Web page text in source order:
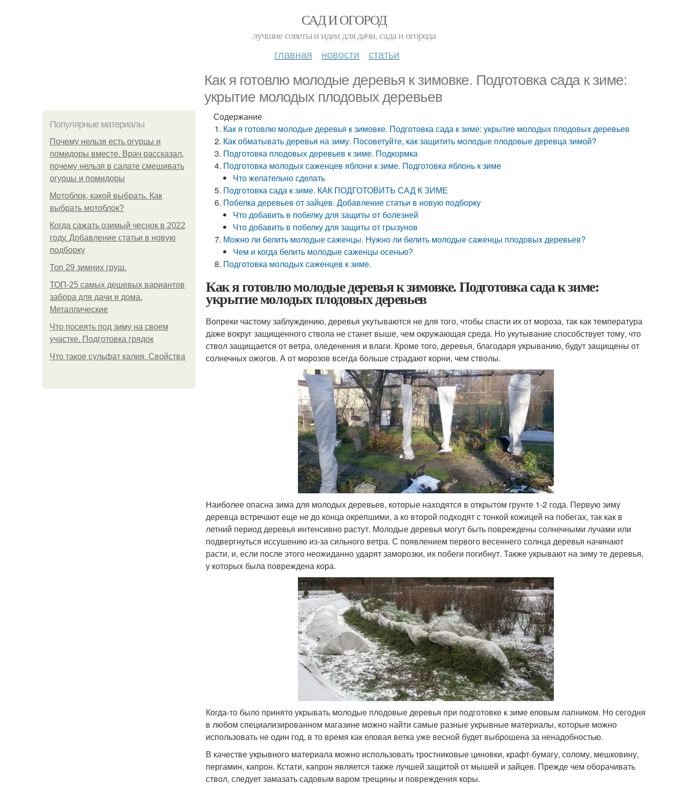
САД И ОГОРОД
лучшие советы и идеи для дачи, сада и огорода
главная новости статьи
Как я готовлю молодые деревья к зимовке. Подготовка сада к зиме:
укрытие молодых плодовых деревьев
Популярные материалы
Почему нельзя есть огурцы и
помидоры вместе. Врач рассказал,
почему нельзя в салате смешивать
огурцы и помидоры
Мотоблок, какой выбрать. Как
выбрать мотоблок?
Когда сажать озимый чеснок в 2022
году. Добавление статьи в новую
подборку
Топ 29 зимних груш.
ТОП-25 самых дешевых вариантов
забора для дачи и дома.
Металлические
Что посеять под зиму на своем
участке. Подготовка грядок
Что такое сульфат калия. Свойства
Содержание
Как я готовлю молодые деревья к зимовке. Подготовка сада к зиме: укрытие молодых плодовых деревьев
Как обматывать деревья на зиму. Посоветуйте, как защитить молодые плодовые деревца зимой?
Подготовка плодовых деревьев к зиме. Подкормка
Подготовка молодых саженцев яблони к зиме. Подготовка яблонь к зиме
Что желательно сделать
Подготовка сада к зиме. КАК ПОДГОТОВИТЬ САД К ЗИМЕ
Побелка деревьев от зайцев. Добавление статьи в новую подборку
Что добавить в побелку для защиты от болезней
Что добавить в побелку для защиты от грызунов
Можно ли белить молодые саженцы. Нужно ли белить молодые саженцы плодовых деревьев?
Чем и когда белить молодые саженцы осенью?
Подготовка молодых саженцев к зиме.
Как я готовлю молодые деревья к зимовке. Подготовка сада к зиме:
укрытие молодых плодовых деревьев
Вопреки частому заблуждению, деревья укутываются не для того, чтобы спасти их от мороза, так как температура
даже вокруг защищенного ствола не станет выше, чем окружающая среда. Но укутывание способствует тому, что
ствол защищается от ветра, оледенения и влаги. Кроме того, деревья, благодаря укрыванию, будут защищены от
солнечных ожогов. А от морозов всегда больше страдают корни, чем стволы.
Наиболее опасна зима для молодых деревьев, которые находятся в открытом грунте 1-2 года. Первую зиму
деревца встречают еще не до конца окрепшими, а ко второй подходят с тонкой кожицей на побегах, так как в
летний период деревья интенсивно растут. Молодые деревья могут быть повреждены солнечными лучами или
подвергнуться иссушению из-за сильного ветра. С появлением первого весеннего солнца деревья начинают
расти, и, если после этого неожиданно ударят заморозки, их побеги погибнут. Также укрывают на зиму те деревья,
у которых была повреждена кора.
Когда-то было принято укрывать молодые плодовые деревья при подготовке к зиме еловым лапником. Но сегодня
в любом специализированном магазине можно найти самые разные укрывные материалы, которые можно
использовать не один год, в то время как еловая ветка уже весной будет выброшена за ненадобностью.
В качестве укрывного материала можно использовать тростниковые циновки, крафт-бумагу, солому, мешковину,
пергамин, капрон. Кстати, капрон является также лучшей защитой от мышей и зайцев. Прежде чем оборачивать
ствол, следует замазать садовым варом трещины и повреждения коры.